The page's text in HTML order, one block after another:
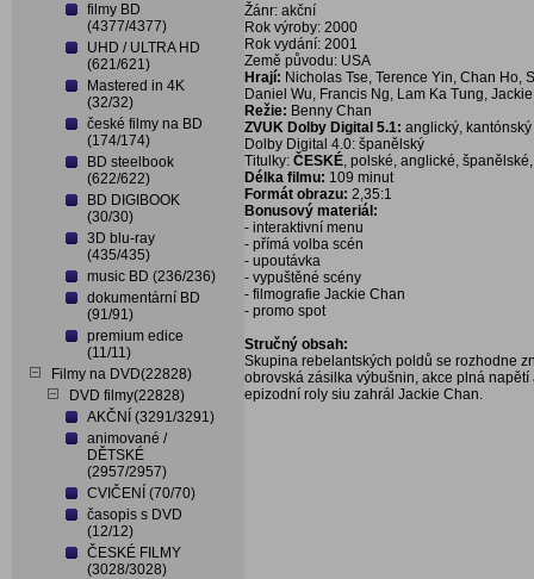
filmy BD
(4377/4377)
UHD / ULTRA HD
(621/621)
Mastered in 4K
(32/32)
české filmy na BD
(174/174)
BD steelbook
(622/622)
BD DIGIBOOK
(30/30)
3D blu-ray
(435/435)
music BD (236/236)
dokumentární BD
(91/91)
premium edice
(11/11)
Filmy na DVD(22828)
DVD filmy(22828)
AKČNÍ (3291/3291)
animované /
DĚTSKÉ
(2957/2957)
CVIČENÍ (70/70)
časopis s DVD
(12/12)
ČESKÉ FILMY
(3028/3028)
Žánr: akční
Rok výroby: 2000
Rok vydání: 2001
Země původu: USA
Hrají: Nicholas Tse, Terence Yin, Chan Ho,
Daniel Wu, Francis Ng, Lam Ka Tung,
Režie: Benny Chan
ZVUK Dolby Digital 5.1: anglický, kantónský
Dolby Digital 4.0: španělský
Titulky: ČESKÉ, polské, anglické,
Délka filmu: 109 minut
Formát obrazu: 2,35:1
Bonusový materiál:
- interaktivní menu
- přímá volba scén
- upoutávka
- vypuštěné scény
- filmografie Jackie Chan
- promo spot
Stručný obsah:
Skupina rebelantských poldů se rozhodne
obrovská zásilka výbušnin, akce plná
epizodní roly siu zahrál Jackie Chan.